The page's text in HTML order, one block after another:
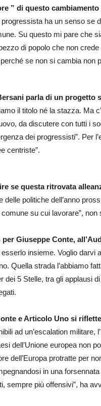
” di questo
ha un senso se
Su questo mi pare che
di popolo che non
se non si cambia non
parla di un progetto
il titolo né la stazza. Ma
da discutere con tutti i
dei progressisti”. Per
centriste”.
se questa ritrovata
delle politiche dell’anno
comune su cui lavorare”,
Giuseppe Conte,
esserlo insieme. Voglio darvi
Quella strada l’abbiamo
dei 5 Stelle, tra gli applausi
e Articolo Uno si
ad un’escalation militare,
dell’Unione europea
dell’Europa protratte per
in una
sempre più offensivi”, ha